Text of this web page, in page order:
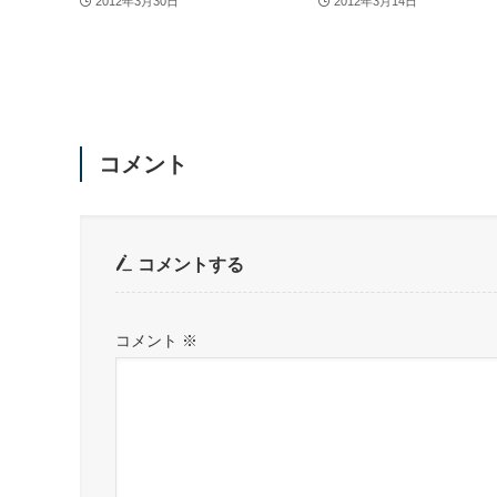
コメント
コメントする
コメント ※